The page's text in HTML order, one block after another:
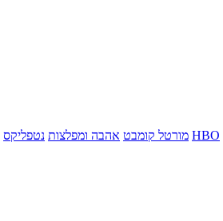
HBO מורטל קומבט אהבה ומפלצות נטפליקס